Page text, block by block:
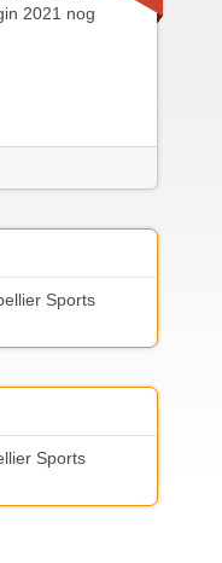
2021 nog
Sports
Sports